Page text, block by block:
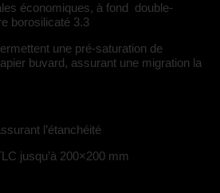
économiques, à fond double-
borosilicaté 3.3
une pré-saturation de
buvard, assurant une migration la
l’étanchéité
jusqu’à 200×200 mm